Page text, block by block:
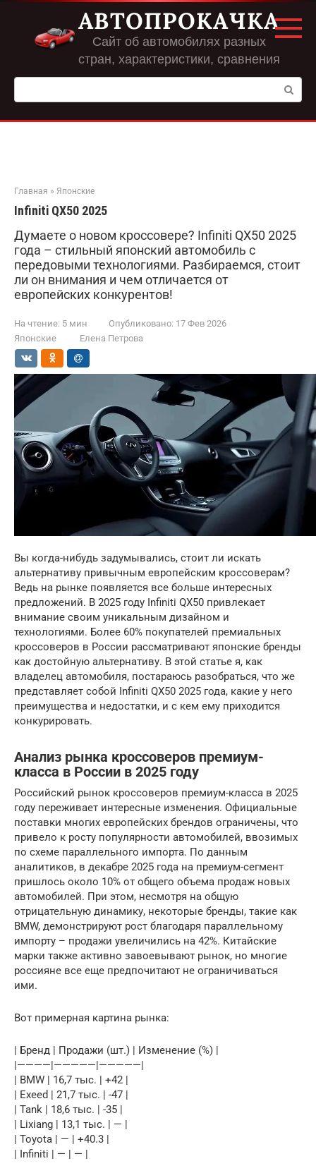
Перейти
контенту
АВТОПРОКАЧКА
Сайт об автомобилях разных
стран, характеристики, сравнения
Поиск:
Главная » Японские
Infiniti QX50 2025
Думаете о новом кроссовере? Infiniti QX50 2025
года – стильный японский автомобиль с
передовыми технологиями. Разбираемся, стоит
ли он внимания и чем отличается от
европейских конкурентов!
На чтение: 5 мин Опубликовано: 17 Фев 2026
Японские
Елена Петрова
Вы когда-нибудь задумывались, стоит ли искать
альтернативу привычным европейским кроссоверам?
Ведь на рынке появляется все больше интересных
предложений. В 2025 году Infiniti QX50 привлекает
внимание своим уникальным дизайном и
технологиями. Более 60% покупателей премиальных
кроссоверов в России рассматривают японские бренды
как достойную альтернативу. В этой статье я, как
владелец автомобиля, постараюсь разобраться, что же
представляет собой Infiniti QX50 2025 года, какие у него
преимущества и недостатки, и с кем ему приходится
конкурировать.
Анализ рынка кроссоверов премиум-
класса в России в 2025 году
Российский рынок кроссоверов премиум-класса в 2025
году переживает интересные изменения. Официальные
поставки многих европейских брендов ограничены, что
привело к росту популярности автомобилей, ввозимых
по схеме параллельного импорта. По данным
аналитиков, в декабре 2025 года на премиум-сегмент
пришлось около 10% от общего объема продаж новых
автомобилей. При этом, несмотря на общую
отрицательную динамику, некоторые бренды, такие как
BMW, демонстрируют рост благодаря параллельному
импорту – продажи увеличились на 42%. Китайские
марки также активно завоевывают рынок, но многие
россияне все еще предпочитают не ограничиваться
ими.
Вот примерная картина рынка:
| Бренд | Продажи (шт.) | Изменение (%) |
|————|—————|—————|
| BMW | 16,7 тыс. | +42 |
| Exeed | 21,7 тыс. | -47 |
| Tank | 18,6 тыс. | -35 |
| Lixiang | 13,1 тыс. | — |
| Toyota | — | +40.3 |
| Infiniti | — | — |